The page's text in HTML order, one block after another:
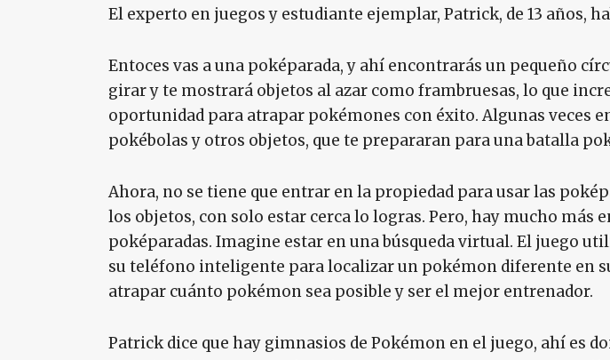
El experto en juegos y estudiante ejemplar, Patrick, de 13 años,
Entoces vas a una poképarada, y ahí encontrarás un pequeño
girar y te mostrará objetos al azar como frambruesas, lo que
oportunidad para atrapar pokémones con éxito. Algunas veces
pokébolas y otros objetos, que te prepararan para una batalla
Ahora, no se tiene que entrar en la propiedad para usar las
los objetos, con solo estar cerca lo logras. Pero, hay mucho más
poképaradas. Imagine estar en una búsqueda virtual. El juego
su teléfono inteligente para localizar un pokémon diferente en
atrapar cuánto pokémon sea posible y ser el mejor entrenador.
Patrick dice que hay gimnasios de Pokémon en el juego, ahí es